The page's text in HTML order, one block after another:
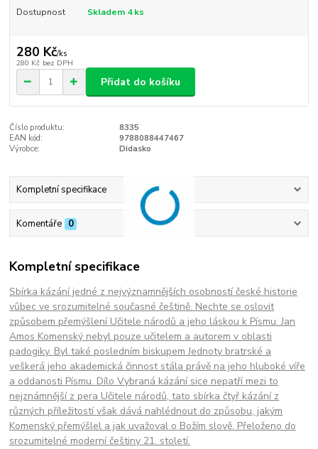
Dostupnost Skladem 4 ks
280 Kč/ks
280 Kč bez DPH
Přidat do košíku
Číslo produktu:
8335
EAN kód:
9788088447467
Výrobce:
Didasko
Kompletní specifikace
Komentáře 0
Kompletní specifikace
Sbírka kázání jedné z nejvýznamnějších osobností české historie
vůbec ve srozumitelné současné češtině. Nechte se oslovit
způsobem přemýšlení Učitele národů a jeho láskou k Písmu. Jan
Amos Komenský nebyl pouze učitelem a autorem v oblasti
padogiky. Byl také posledním biskupem Jednoty bratrské a
veškerá jeho akademická činnost stála právě na jeho hluboké víře
a oddanosti Písmu. Dílo Vybraná kázání sice nepatří mezi to
nejznámnější z pera Učitele národů, tato sbírka čtyř kázání z
různých příležitostí však dává nahlédnout do způsobu, jakým
Komenský přemýšlel a jak uvažoval o Božím slově. Přeloženo do
srozumitelné moderní češtiny 21. století.